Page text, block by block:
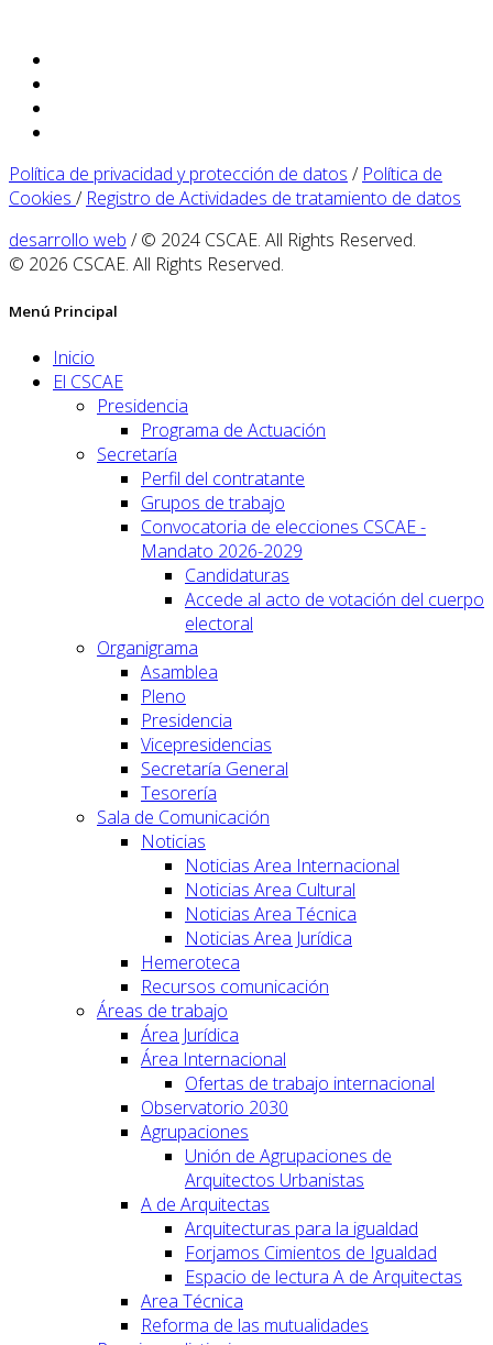
Política de privacidad y protección de datos / Política de
Cookies / Registro de Actividades de tratamiento de datos
desarrollo web / © 2024 CSCAE. All Rights Reserved.
© 2026 CSCAE. All Rights Reserved.
Menú Principal
Inicio
El CSCAE
Presidencia
Programa de Actuación
Secretaría
Perfil del contratante
Grupos de trabajo
Convocatoria de elecciones CSCAE -
Mandato 2026-2029
Candidaturas
Accede al acto de votación del cuerpo
electoral
Organigrama
Asamblea
Pleno
Presidencia
Vicepresidencias
Secretaría General
Tesorería
Sala de Comunicación
Noticias
Noticias Area Internacional
Noticias Area Cultural
Noticias Area Técnica
Noticias Area Jurídica
Hemeroteca
Recursos comunicación
Áreas de trabajo
Área Jurídica
Área Internacional
Ofertas de trabajo internacional
Observatorio 2030
Agrupaciones
Unión de Agrupaciones de
Arquitectos Urbanistas
A de Arquitectas
Arquitecturas para la igualdad
Forjamos Cimientos de Igualdad
Espacio de lectura A de Arquitectas
Area Técnica
Reforma de las mutualidades